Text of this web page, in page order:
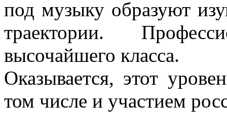
под музыку образуют
траектории.
высочайшего класса.
Оказывается, этот
том числе и участием